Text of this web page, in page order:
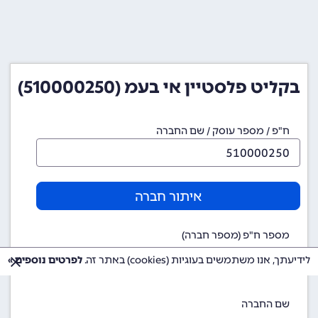
בקליט פלסטיין אי בעמ (510000250)
ח"פ / מספר עוסק / שם החברה
איתור חברה
מספר ח"פ (מספר חברה)
510000250
שם החברה
לידיעתך, אנו משתמשים בעוגיות (cookies) באתר זה. לפרטים נוספים »